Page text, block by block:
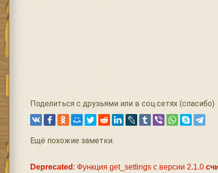
Поделиться с друзьями или в соц.сетях (спасибо)
Ещё похожие заметки:
Deprecated : Функция get_settings с версии 2.1.0